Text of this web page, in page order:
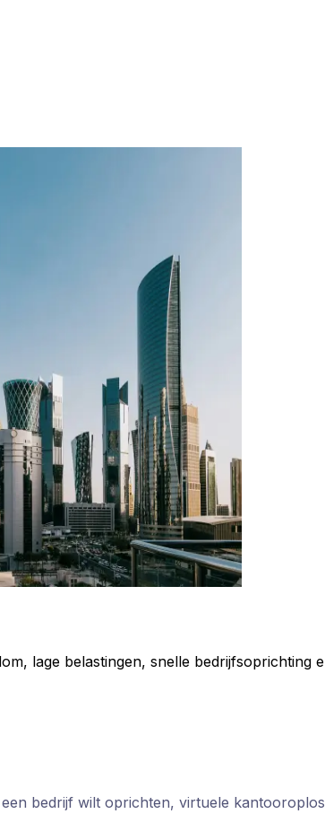
lage belastingen, snelle
bedrijf wilt oprichten, virtuele